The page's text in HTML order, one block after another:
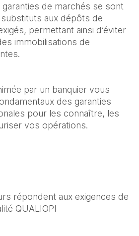
de marchés se sont
aux dépôts de
permettant ainsi d’éviter
immobilisations de
par un banquier vous
des garanties
pour les connaître, les
vos opérations.
répondent aux exigences de
QUALIOPI